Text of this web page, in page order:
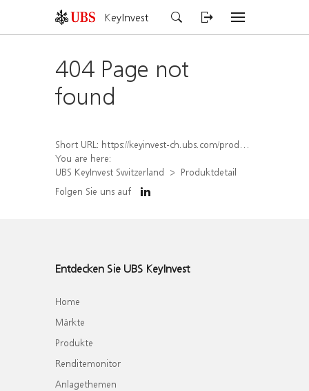
KeyInvest
404 Page not
found
Short URL: https://keyinvest-ch.ubs.com/produkt/detail/index/isin/CH1572298177
You are here:
UBS KeyInvest Switzerland
Produktdetail
Folgen Sie uns auf
Entdecken Sie UBS KeyInvest
Home
Märkte
Produkte
Renditemonitor
Anlagethemen